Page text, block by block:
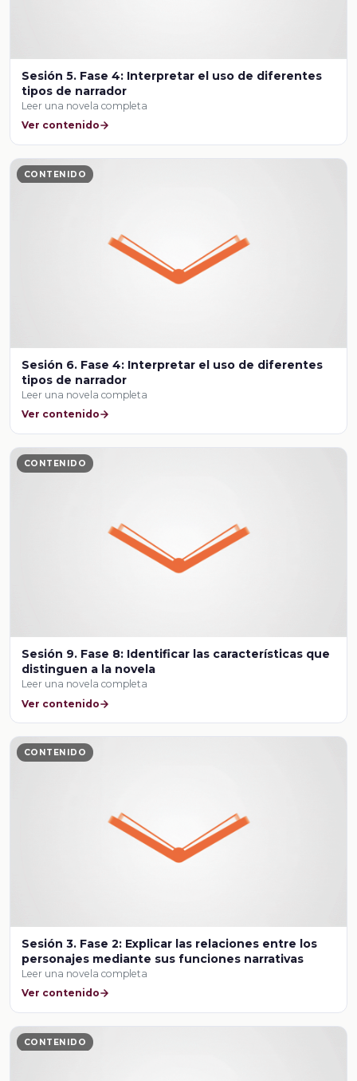
Sesión 5. Fase 4: Interpretar el uso de diferentes
tipos de narrador
Leer una novela completa
Ver contenido
CONTENIDO
Sesión 6. Fase 4: Interpretar el uso de diferentes
tipos de narrador
Leer una novela completa
Ver contenido
CONTENIDO
Sesión 9. Fase 8: Identificar las características que
distinguen a la novela
Leer una novela completa
Ver contenido
CONTENIDO
Sesión 3. Fase 2: Explicar las relaciones entre los
personajes mediante sus funciones narrativas
Leer una novela completa
Ver contenido
CONTENIDO